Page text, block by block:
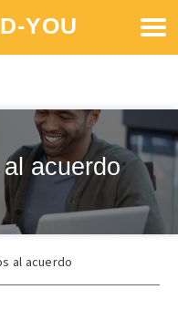
YOU
acuerdo
al acuerdo